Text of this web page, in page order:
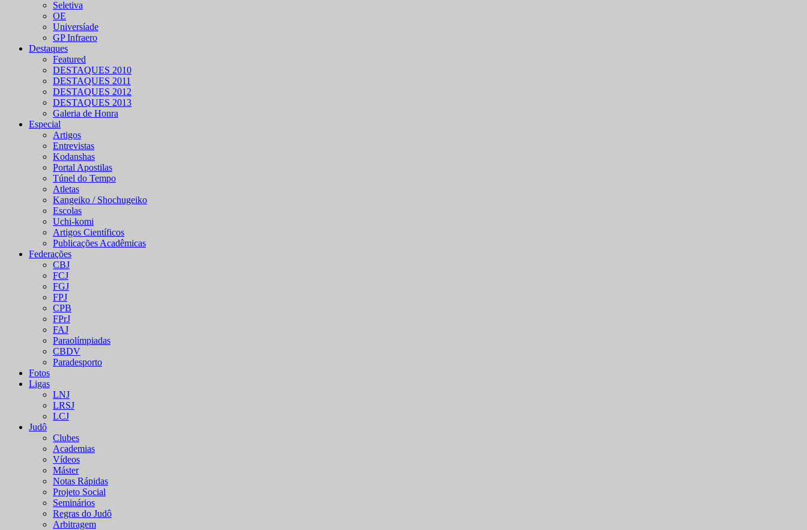
Seletiva
OE
Universíade
GP Infraero
Destaques
Featured
DESTAQUES 2010
DESTAQUES 2011
DESTAQUES 2012
DESTAQUES 2013
Galeria de Honra
Especial
Artigos
Entrevistas
Kodanshas
Portal Apostilas
Túnel do Tempo
Atletas
Kangeiko / Shochugeiko
Escolas
Uchi-komi
Artigos Científicos
Publicações Acadêmicas
Federações
CBJ
FCJ
FGJ
FPJ
CPB
FPrJ
FAJ
Paraolímpiadas
CBDV
Paradesporto
Fotos
Ligas
LNJ
LRSJ
LCJ
Judô
Clubes
Academias
Vídeos
Máster
Notas Rápidas
Projeto Social
Seminários
Regras do Judô
Arbitragem